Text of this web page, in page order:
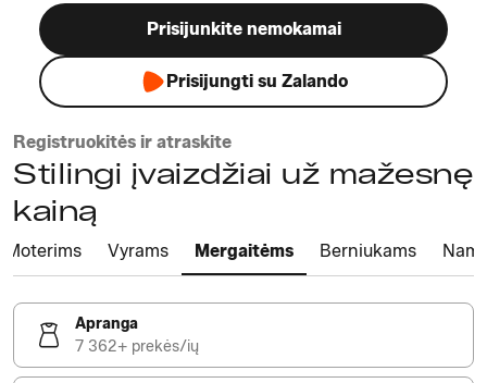
Prisijunkite nemokamai
Prisijungti su Zalando
Registruokitės ir atraskite
Stilingi įvaizdžiai už mažesnę
kainą
Moterims Vyrams Mergaitėms Berniukams
Apranga
7 362+ prekės/ių